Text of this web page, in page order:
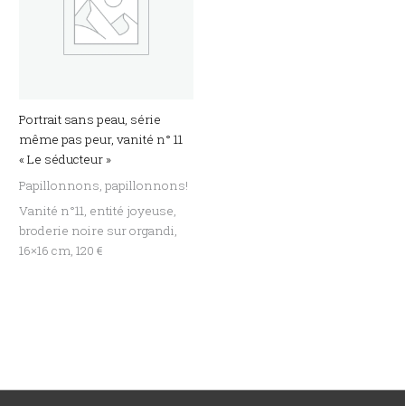
Portrait sans peau, série
même pas peur, vanité n° 11
« Le séducteur »
Papillonnons, papillonnons!
Vanité n°11, entité joyeuse,
broderie noire sur organdi,
16×16 cm, 120 €